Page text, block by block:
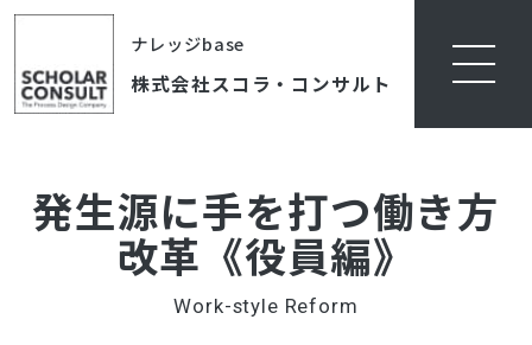
ナレッジbase
株式会社スコラ・コンサルト
発生源に手を打つ働き方
改革《役員編》
Work-style Reform